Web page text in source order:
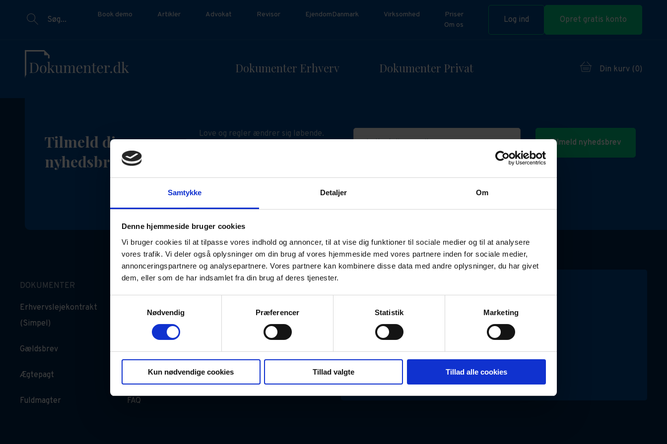
Samtykke Detaljer Om
Denne hjemmeside bruger cookies
Vi bruger cookies til at tilpasse vores indhold og annoncer, til at vise dig funktioner til sociale medier og til at analysere
vores trafik. Vi deler også oplysninger om din brug af vores hjemmeside med vores partnere inden for sociale medier,
annonceringspartnere og analysepartnere. Vores partnere kan kombinere disse data med andre oplysninger, du har givet
dem, eller som de har indsamlet fra din brug af deres tjenester.
Nødvendig
Præferencer Statistik Marketing
Kun nødvendige cookies Tillad valgte Tillad alle cookies
Søg...
Book demo Artikler Advokat Revisor EjendomDanmark Virksomhed
Priser
Om os
Log ind Opret gratis konto
Dokumenter Erhverv Dokumenter Privat Din kurv (0)
Tilmeld dig vores
nyhedsbrev
Love og regler ændrer sig løbende.
Tilmeld nyhedsbrev
DOKUMENTER
Erhvervslejekontrakt
(Simpel)
Gældsbrev
Ægtepagt
Fuldmagter
Oversigt over
dokumenter
For privatrådgivere
Artikler
FAQ
Opret gratis profil
Vælg abonnement
Bliv partner
Egne templates
Har du brug for hjælp?
Ring på+45 45 33 18 30
Skriv tilkontakt@dokumenter.dk